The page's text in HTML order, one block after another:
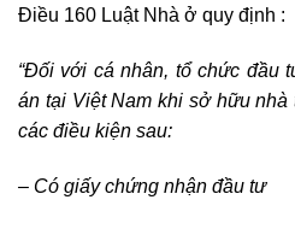
Điều 160 Luật Nhà ở quy định :
“Đối với cá nhân, tổ chức đầu
án tại Việt Nam khi sở hữu
các điều kiện sau:
– Có giấy chứng nhận đầu tư